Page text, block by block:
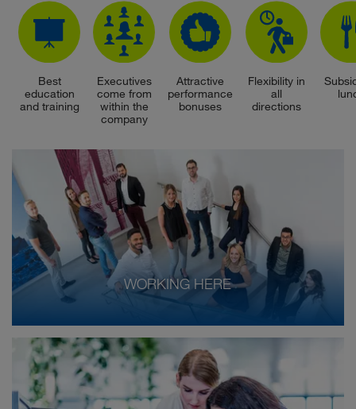
Best
education
and training
Executives
come from
within the
company
Attractive
performance
bonuses
Flexibility in
all
directions
WORKING HERE